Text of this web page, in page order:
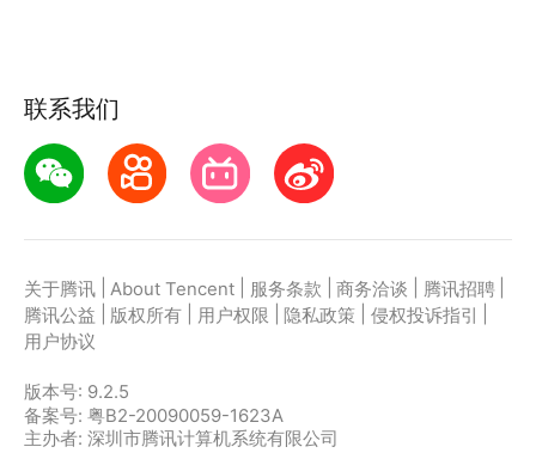
联系我们
关于腾讯 About Tencent 服务条款 商务洽谈 腾讯招聘
腾讯公益
版权所有 用户权限 隐私政策 侵权投诉指引
用户协议
版本号: 9.2.5
备案号: 粤B2-20090059-1623A
主办者: 深圳市腾讯计算机系统有限公司